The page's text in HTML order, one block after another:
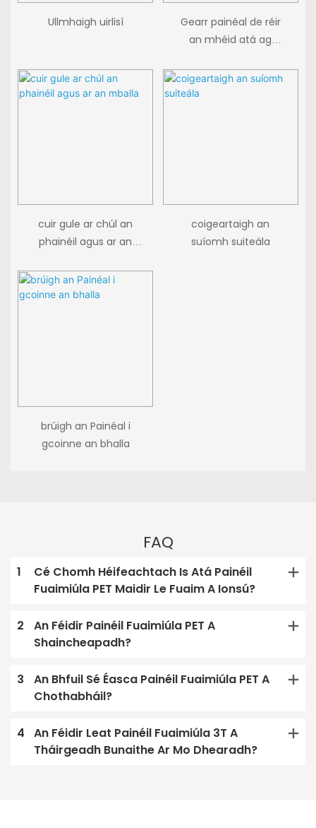
Ullmhaigh uirlisí
Gearr painéal de réir
an mhéid atá ag
cuir gule ar chúl an
phainéil agus ar an
coigeartaigh an
suíomh suiteála
brúigh an Painéal i
gcoinne an bhalla
FAQ
1
Cé Chomh Héifeachtach Is Atá Painéil
Fuaimiúla PET Maidir Le Fuaim A Ionsú?
2
An Féidir Painéil Fuaimiúla PET A
Shaincheapadh?
3
An Bhfuil Sé Éasca Painéil Fuaimiúla PET A
Chothabháil?
4
An Féidir Leat Painéil Fuaimiúla 3T A
Tháirgeadh Bunaithe Ar Mo Dhearadh?